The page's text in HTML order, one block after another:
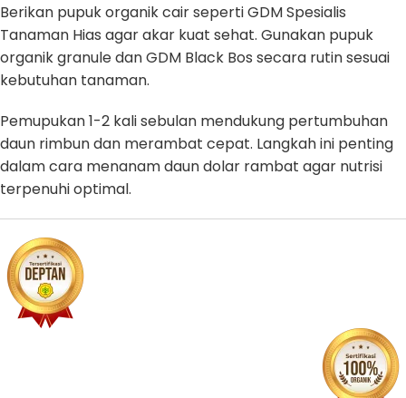
Berikan pupuk organik cair seperti GDM Spesialis
Tanaman Hias agar akar kuat sehat. Gunakan pupuk
organik granule dan GDM Black Bos secara rutin sesuai
kebutuhan tanaman.
Pemupukan 1-2 kali sebulan mendukung pertumbuhan
daun rimbun dan merambat cepat. Langkah ini penting
dalam cara menanam daun dolar rambat agar nutrisi
terpenuhi optimal.